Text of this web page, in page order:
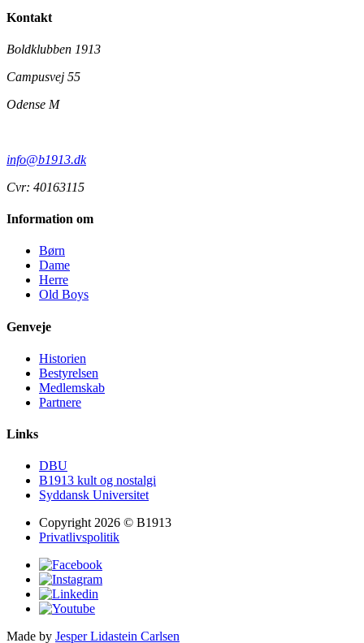
Kontakt
Boldklubben 1913
Campusvej 55
Odense M
info@b1913.dk
Cvr: 40163115
Information om
Børn
Dame
Herre
Old Boys
Genveje
Historien
Bestyrelsen
Medlemskab
Partnere
Links
DBU
B1913 kult og nostalgi
Syddansk Universitet
Copyright 2026 © B1913
Privatlivspolitik
Made by Jesper Lidastein Carlsen